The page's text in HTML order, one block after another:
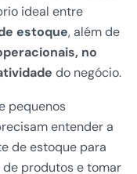
ideal entre
estoque, além de
no
do negócio.
pequenos
entender a
de estoque para
produtos e tomar